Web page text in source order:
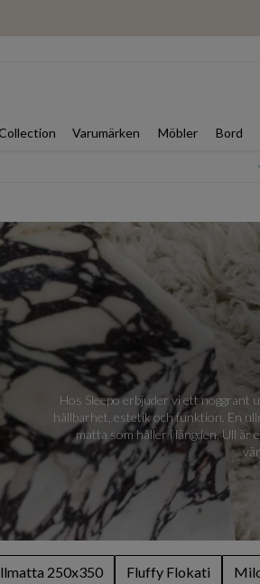
Varumärken Möbler Bord
Hos Sleepo erbjuder vi ett
hållbarhet, estetik och funktion. En
matta som håller i längden. Ull
250x350 Fluffy Flokati